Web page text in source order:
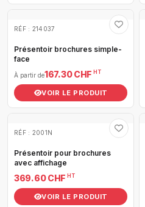
RÉF : 214037
Présentoir brochures simple-
face
À partir de167.30 CHF HT
VOIR LE PRODUIT
RÉF : 2001N
Présentoir pour brochures
avec affichage
369.60 CHF HT
VOIR LE PRODUIT